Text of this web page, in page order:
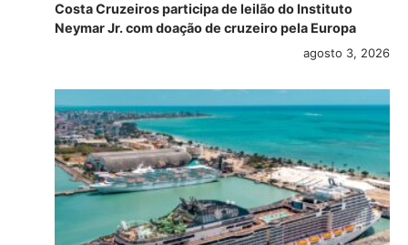
Costa Cruzeiros participa de leilão do Instituto
Neymar Jr. com doação de cruzeiro pela Europa
agosto 3, 2026